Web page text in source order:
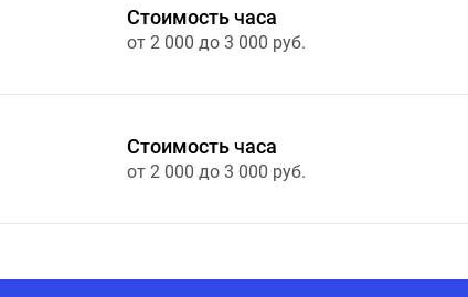
Стоимость часа
от 2 000 до 3 000 руб.
Стоимость часа
от 2 000 до 3 000 руб.